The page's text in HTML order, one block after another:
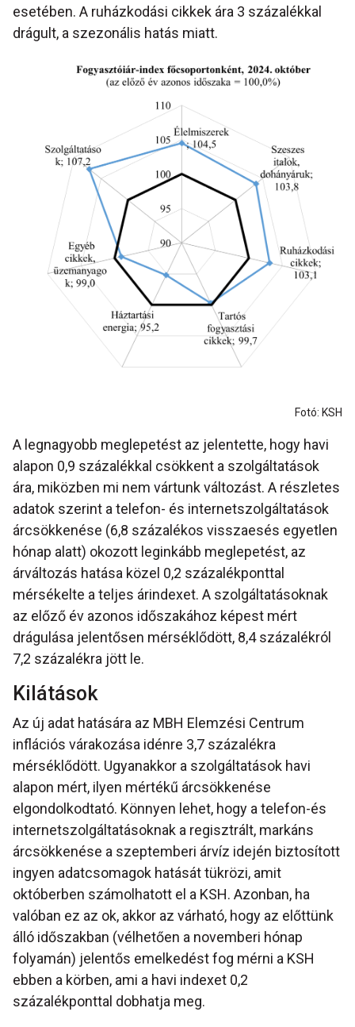
esetében. A ruházkodási cikkek ára 3 százalékkal
drágult, a szezonális hatás miatt.
Fotó: KSH
A legnagyobb meglepetést az jelentette, hogy havi
alapon 0,9 százalékkal csökkent a szolgáltatások
ára, miközben mi nem vártunk változást. A részletes
adatok szerint a telefon- és internetszolgáltatások
árcsökkenése (6,8 százalékos visszaesés egyetlen
hónap alatt) okozott leginkább meglepetést, az
árváltozás hatása közel 0,2 százalékponttal
mérsékelte a teljes árindexet. A szolgáltatásoknak
az előző év azonos időszakához képest mért
drágulása jelentősen mérséklődött, 8,4 százalékról
7,2 százalékra jött le.
Kilátások
Az új adat hatására az MBH Elemzési Centrum
inflációs várakozása idénre 3,7 százalékra
mérséklődött. Ugyanakkor a szolgáltatások havi
alapon mért, ilyen mértékű árcsökkenése
elgondolkodtató. Könnyen lehet, hogy a telefon-és
internetszolgáltatásoknak a regisztrált, markáns
árcsökkenése a szeptemberi árvíz idején biztosított
ingyen adatcsomagok hatását tükrözi, amit
októberben számolhatott el a KSH. Azonban, ha
valóban ez az ok, akkor az várható, hogy az előttünk
álló időszakban (vélhetően a novemberi hónap
folyamán) jelentős emelkedést fog mérni a KSH
ebben a körben, ami a havi indexet 0,2
százalékponttal dobhatja meg.